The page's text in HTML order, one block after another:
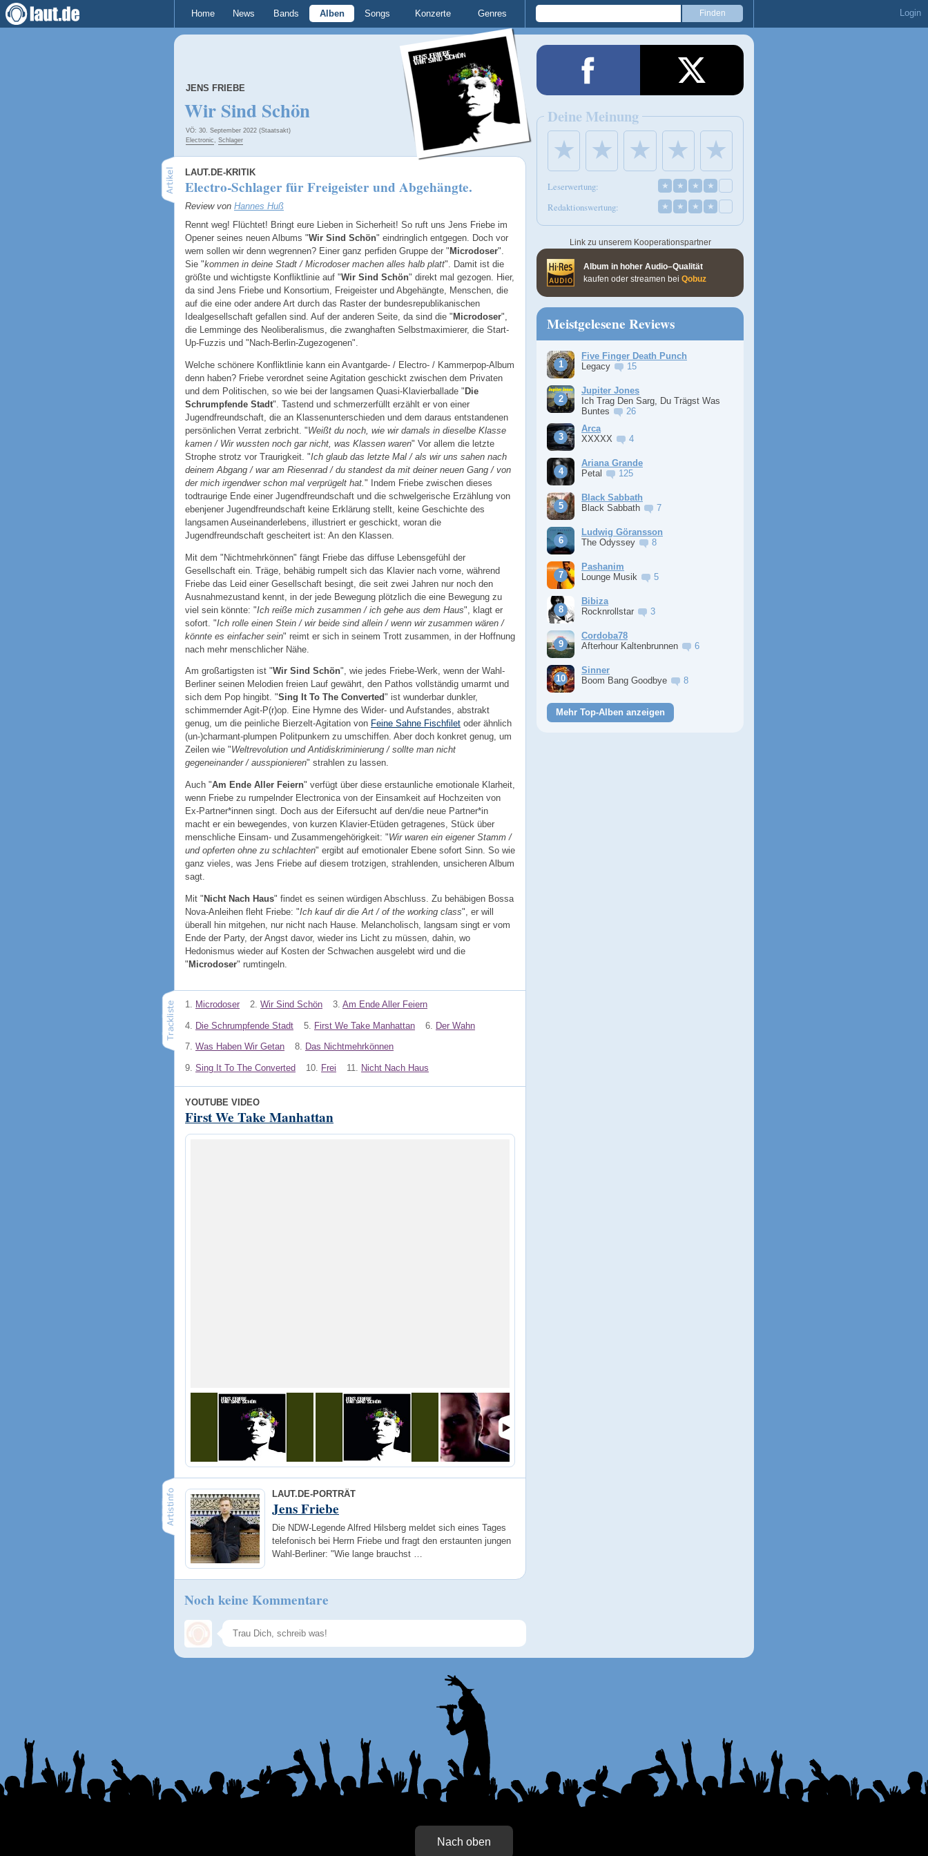
Home News Bands Alben Songs Konzerte Genres Login
JENS FRIEBE
Wir Sind Schön
VÖ: 30. September 2022 (Staatsakt)
Electronic, Schlager
LAUT.DE-KRITIK
Electro-Schlager für Freigeister und Abgehängte.
Review von Hannes Huß
Rennt weg! Flüchtet! Bringt eure Lieben in Sicherheit! So ruft uns Jens Friebe im
Opener seines neuen Albums "Wir Sind Schön" eindringlich entgegen. Doch vor
wem sollen wir denn wegrennen? Einer ganz perfiden Gruppe der " Microdoser".
Sie "kommen in deine Stadt / Microdoser machen alles halb platt". Damit ist die
größte und wichtigste Konfliktlinie auf "Wir Sind Schön" direkt mal gezogen. Hier,
da sind Jens Friebe und Konsortium, Freigeister und Abgehängte, Menschen, die
auf die eine oder andere Art durch das Raster der bundesrepublikanischen
Idealgesellschaft gefallen sind. Auf der anderen Seite, da sind die " Microdoser",
die Lemminge des Neoliberalismus, die zwanghaften Selbstmaximierer, die Start-
Up-Fuzzis und "Nach-Berlin-Zugezogenen".
Welche schönere Konfliktlinie kann ein Avantgarde- / Electro- / Kammerpop-Album
denn haben? Friebe verordnet seine Agitation geschickt zwischen dem Privaten
und dem Politischen, so wie bei der langsamen Quasi-Klavierballade " Die
Schrumpfende Stadt". Tastend und schmerzerfüllt erzählt er von einer
Jugendfreundschaft, die an Klassenunterschieden und dem daraus entstandenen
persönlichen Verrat zerbricht. "Weißt du noch, wie wir damals in dieselbe Klasse
kamen / Wir wussten noch gar nicht, was Klassen waren" Vor allem die letzte
Strophe strotz vor Traurigkeit. "Ich glaub das letzte Mal / als wir uns sahen nach
deinem Abgang / war am Riesenrad / du standest da mit deiner neuen Gang / von
der mich irgendwer schon mal verprügelt hat. " Indem Friebe zwischen dieses
todtraurige Ende einer Jugendfreundschaft und die schwelgerische Erzählung von
ebenjener Jugendfreundschaft keine Erklärung stellt, keine Geschichte des
langsamen Auseinanderlebens, illustriert er geschickt, woran die
Jugendfreundschaft gescheitert ist: An den Klassen.
Mit dem "Nichtmehrkönnen" fängt Friebe das diffuse Lebensgefühl der
Gesellschaft ein. Träge, behäbig rumpelt sich das Klavier nach vorne, während
Friebe das Leid einer Gesellschaft besingt, die seit zwei Jahren nur noch den
Ausnahmezustand kennt, in der jede Bewegung plötzlich die eine Bewegung zu
viel sein könnte: "Ich reiße mich zusammen / ich gehe aus dem Haus", klagt er
sofort. "Ich rolle einen Stein / wir beide sind allein / wenn wir zusammen wären /
könnte es einfacher sein" reimt er sich in seinem Trott zusammen, in der Hoffnung
nach mehr menschlicher Nähe.
Am großartigsten ist "Wir Sind Schön", wie jedes Friebe-Werk, wenn der Wahl-
Berliner seinen Melodien freien Lauf gewährt, den Pathos vollständig umarmt und
sich dem Pop hingibt. "Sing It To The Converted" ist wunderbar dunkler,
schimmernder Agit-P(r)op. Eine Hymne des Wider- und Aufstandes, abstrakt
genug, um die peinliche Bierzelt-Agitation von Feine Sahne Fischfilet oder ähnlich
(un-)charmant-plumpen Politpunkern zu umschiffen. Aber doch konkret genug, um
Zeilen wie "Weltrevolution und Antidiskriminierung / sollte man nicht
gegeneinander / ausspionieren" strahlen zu lassen.
Auch "Am Ende Aller Feiern" verfügt über diese erstaunliche emotionale Klarheit,
wenn Friebe zu rumpelnder Electronica von der Einsamkeit auf Hochzeiten von
Ex-Partner*innen singt. Doch aus der Eifersucht auf den/die neue Partner*in
macht er ein bewegendes, von kurzen Klavier-Etüden getragenes, Stück über
menschliche Einsam- und Zusammengehörigkeit: "Wir waren ein eigener Stamm /
und opferten ohne zu schlachten" ergibt auf emotionaler Ebene sofort Sinn. So wie
ganz vieles, was Jens Friebe auf diesem trotzigen, strahlenden, unsicheren Album
sagt.
Mit " Nicht Nach Haus" findet es seinen würdigen Abschluss. Zu behäbigen Bossa
Nova-Anleihen fleht Friebe: "Ich kauf dir die Art / of the working class", er will
überall hin mitgehen, nur nicht nach Hause. Melancholisch, langsam singt er vom
Ende der Party, der Angst davor, wieder ins Licht zu müssen, dahin, wo
Hedonismus wieder auf Kosten der Schwachen ausgelebt wird und die
" Microdoser" rumtingeln.
1. Microdoser 2. Wir Sind Schön 3. Am Ende Aller Feiern
4. Die Schrumpfende Stadt 5. First We Take Manhattan 6. Der Wahn
7. Was Haben Wir Getan 8. Das Nichtmehrkönnen
9. Sing It To The Converted 10. Frei 11. Nicht Nach Haus
YOUTUBE VIDEO
First We Take Manhattan
LAUT.DE-PORTRÄT
Jens Friebe
Die NDW-Legende Alfred Hilsberg meldet sich eines Tages
telefonisch bei Herrn Friebe und fragt den erstaunten jungen
Wahl-Berliner: "Wie lange brauchst …
Noch keine Kommentare
Speichern
Deine Meinung
★ ★ ★ ★ ★
Leserwertung: ★ ★ ★ ★
Redaktionswertung: ★ ★ ★ ★
Link zu unserem Kooperationspartner
Album in hoher Audio–Qualität
kaufen oder streamen bei Qobuz
Meistgelesene Reviews
Five Finger Death Punch
Legacy
15
Jupiter Jones
Ich Trag Den Sarg, Du Trägst Was
Buntes
26
Arca
XXXXX
4
Ariana Grande
Petal
125
Black Sabbath
Black Sabbath
7
Ludwig Göransson
The Odyssey
8
Pashanim
Lounge Musik
5
Bibiza
Rocknrollstar
3
Cordoba78
Afterhour Kaltenbrunnen
6
Sinner
Boom Bang Goodbye
8
Mehr Top-Alben anzeigen
Nach oben